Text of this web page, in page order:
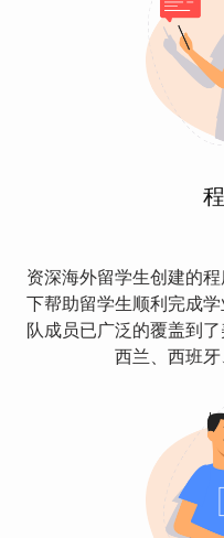
资深海外留学生创建的
下帮助留学生顺利完成
队成员已广泛的覆盖到
西兰、西班牙